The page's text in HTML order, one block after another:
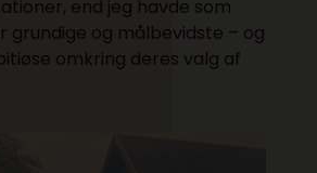
end jeg havde som
grundige og målbevidste – og
omkring deres valg af